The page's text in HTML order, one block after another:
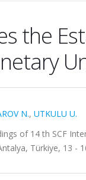
the
N., UTKULU U.
of 14 th SCF
Türkiye, 13 -